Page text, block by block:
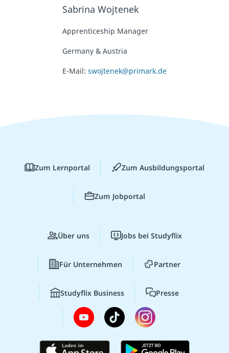
Sabrina Wojtenek
Apprenticeship Manager
Germany & Austria
E-Mail: swojtenek@primark.de
Zum Lernportal Zum Ausbildungsportal
Zum Jobportal
Über uns Jobs bei Studyflix
Für Unternehmen Partner
Studyflix Business Presse